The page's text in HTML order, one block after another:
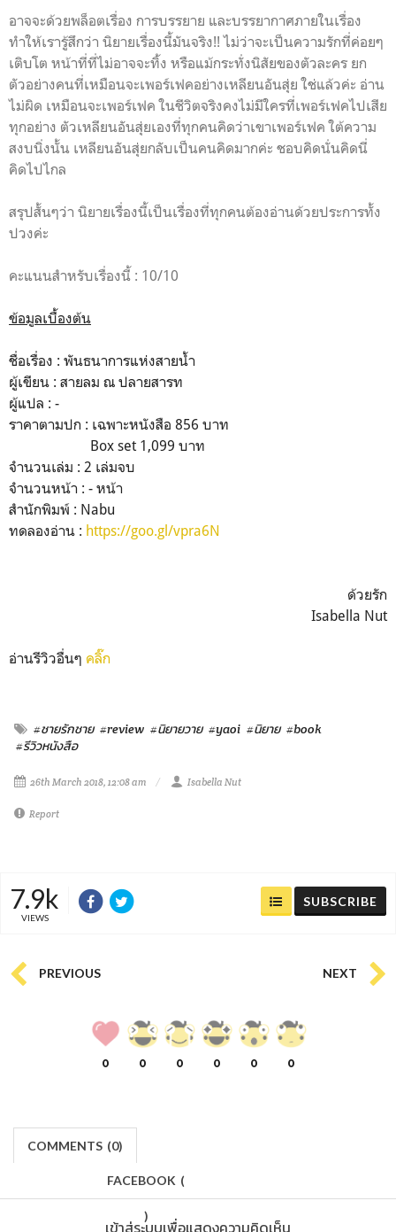
อาจจะด้วยพล็อตเรื่อง การบรรยาย และบรรยากาศภายในเรื่อง
ทำให้เรารู้สึกว่า นิยายเรื่องนี้มันจริง!! ไม่ว่าจะเป็นความรักที่ค่อยๆ
เติบโต หน้าที่ที่ไม่อาจจะทิ้ง หรือแม้กระทั่งนิสัยของตัวละคร ยก
ตัวอย่างคนที่เหมือนจะเพอร์เฟคอย่างเหลียนอันสุ่ย ใช่แล้วค่ะ อ่าน
ไม่ผิด เหมือนจะเพอร์เฟค ในชีวิตจริงคงไม่มีใครที่เพอร์เฟคไปเสีย
ทุกอย่าง ตัวเหลียนอันสุ่ยเองที่ทุกคนคิดว่าเขาเพอร์เฟค ใต้ความ
สงบนิ่งนั้น เหลียนอันสุ่ยกลับเป็นคนคิดมากค่ะ ชอบคิดนั่นคิดนี่
คิดไปไกล
สรุปสั้นๆว่า นิยายเรื่องนี้เป็นเรื่องที่ทุกคนต้องอ่านด้วยประการทั้ง
ปวงค่ะ
คะแนนสำหรับเรื่องนี้ : 10/10
ข้อมูลเบื้องต้น
ชื่อเรื่อง : พันธนาการแห่งสายน้ำ
ผู้เขียน : สายลม ณ ปลายสารท
ผู้แปล : -
ราคาตามปก : เฉพาะหนังสือ 856 บาท
Box set 1,099 บาท
จำนวนเล่ม : 2 เล่มจบ
จำนวนหน้า : - หน้า
สำนักพิมพ์ : Nabu
ทดลองอ่าน : https://goo.gl/vpra6N
ด้วยรัก
Isabella Nut
อ่านรีวิวอื่นๆ คลิ๊ก
#ชายรักชาย #review #นิยายวาย #yaoi #นิยาย #book
#รีวิวหนังสือ
26th March 2018, 12:08 am Isabella Nut
Report
7.9k
VIEWS
SUBSCRIBE
PREVIOUS NEXT
0 0 0 0 0 0
COMMENTS (0)
FACEBOOK (
)
เข้าสู่ระบบเพื่อแสดงความคิดเห็น